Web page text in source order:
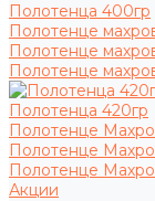
Полотенца 400гр
Полотенце
Полотенце
Полотенце
Полотенца 420гр
Полотенце
Полотенце
Полотенце
Акции